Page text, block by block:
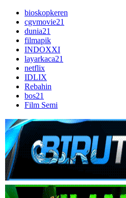
bioskopkeren
cgvmovie21
dunia21
filmapik
INDOXXI
layarkaca21
netflix
IDLIX
Rebahin
bos21
Film Semi